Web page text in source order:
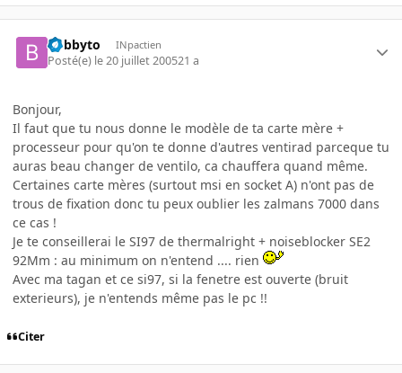
bobbyto INpactien
Posté(e) le 20 juillet 200521 a
Bonjour,
Il faut que tu nous donne le modèle de ta carte mère +
processeur pour qu'on te donne d'autres ventirad parceque tu
auras beau changer de ventilo, ca chauffera quand même.
Certaines carte mères (surtout msi en socket A) n'ont pas de
trous de fixation donc tu peux oublier les zalmans 7000 dans
ce cas !
Je te conseillerai le SI97 de thermalright + noiseblocker SE2
92Mm : au minimum on n'entend .... rien
Avec ma tagan et ce si97, si la fenetre est ouverte (bruit
exterieurs), je n'entends même pas le pc !!
Citer